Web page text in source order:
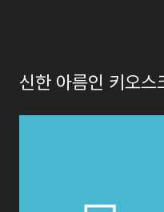
신한 아름인 키오스